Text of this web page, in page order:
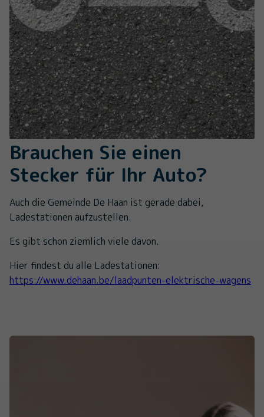
Brauchen Sie einen
Stecker für Ihr Auto?
Auch die Gemeinde De Haan ist gerade dabei,
Ladestationen aufzustellen.
Es gibt schon ziemlich viele davon.
Hier findest du alle Ladestationen:
https://www.dehaan.be/laadpunten-elektrische-wagens